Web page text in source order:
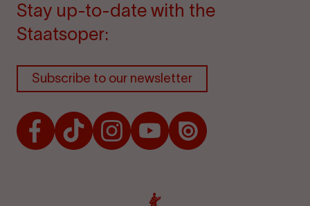
Stay up-to-date with the
Staatsoper:
Subscribe to our newsletter
FacebookTikTokInstagramYoutubeIssuu